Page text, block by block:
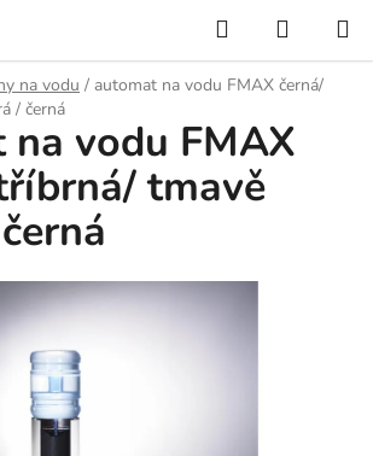
Hledat
KOŠÍK
na vodu / automat na vodu FMAX černá/
/ černá
vodu FMAX
tmavě